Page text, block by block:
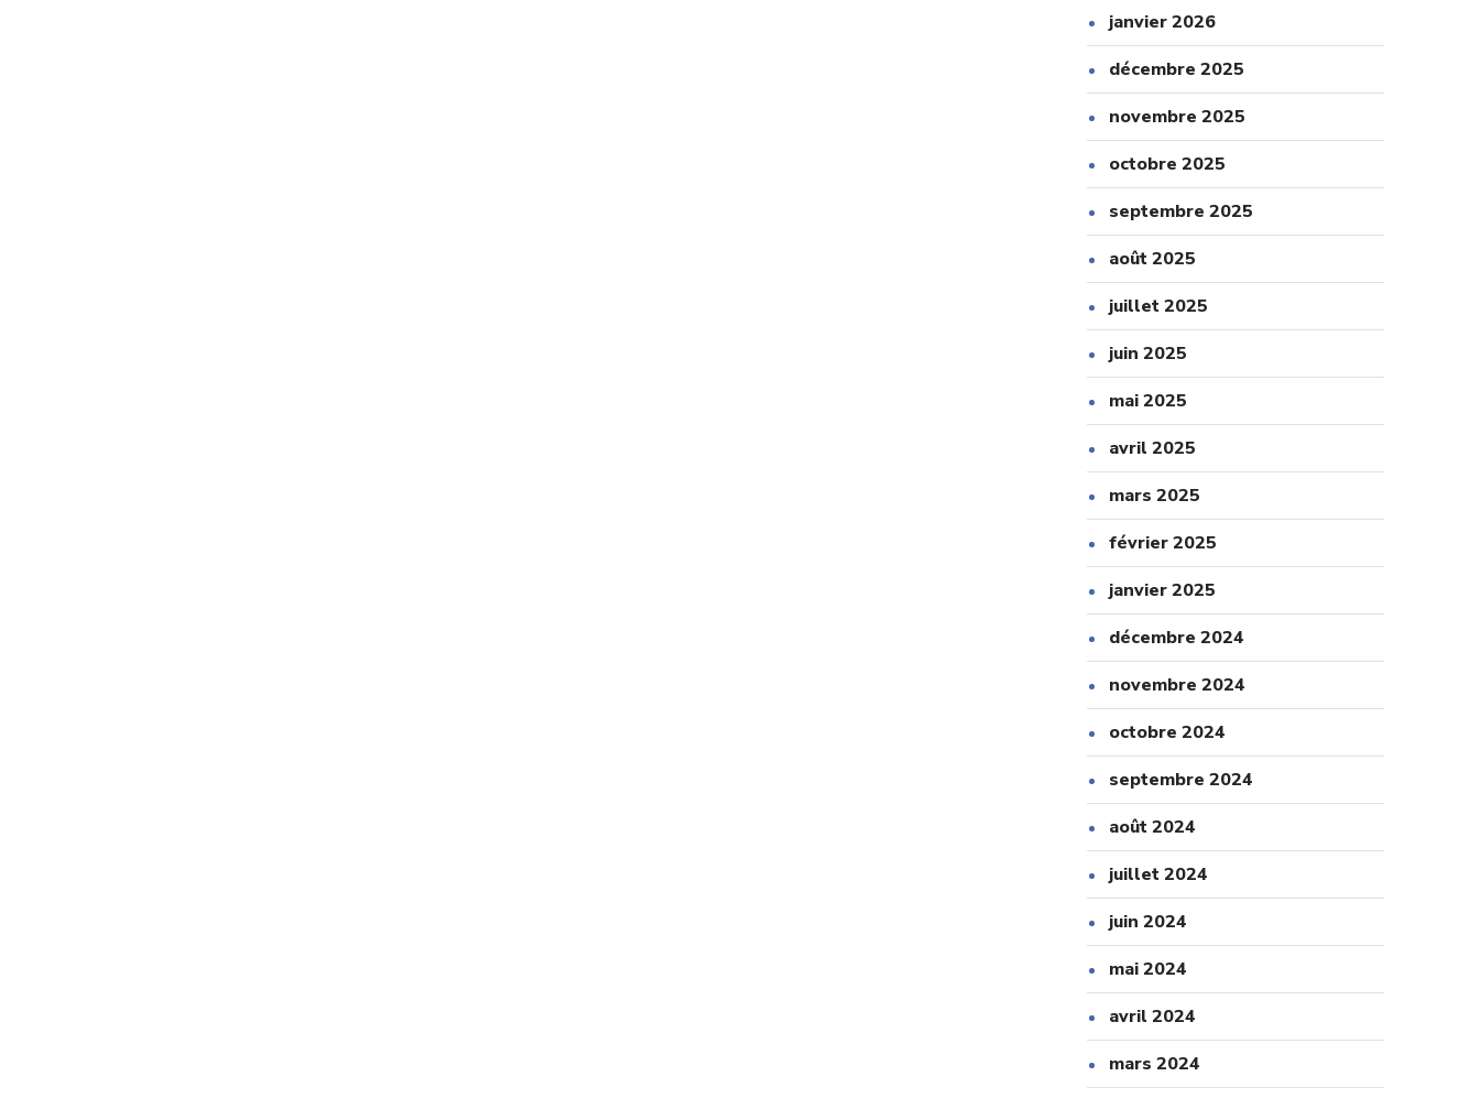
janvier 2026
décembre 2025
novembre 2025
octobre 2025
septembre 2025
août 2025
juillet 2025
juin 2025
mai 2025
avril 2025
mars 2025
février 2025
janvier 2025
décembre 2024
novembre 2024
octobre 2024
septembre 2024
août 2024
juillet 2024
juin 2024
mai 2024
avril 2024
mars 2024